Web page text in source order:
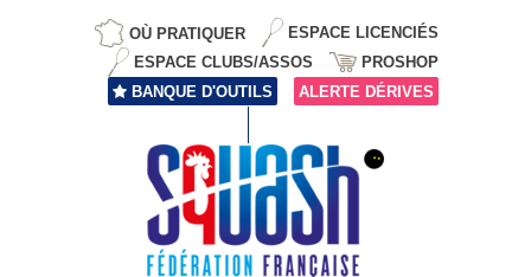
OÙ PRATIQUER
ESPACE LICENCIÉS
ESPACE CLUBS/ASSOS
PROSHOP
BANQUE D'OUTILS
ALERTE DÉRIVES